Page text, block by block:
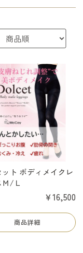
ット ボディメイクレ
Ｍ/Ｌ
￥16,500
商品詳細